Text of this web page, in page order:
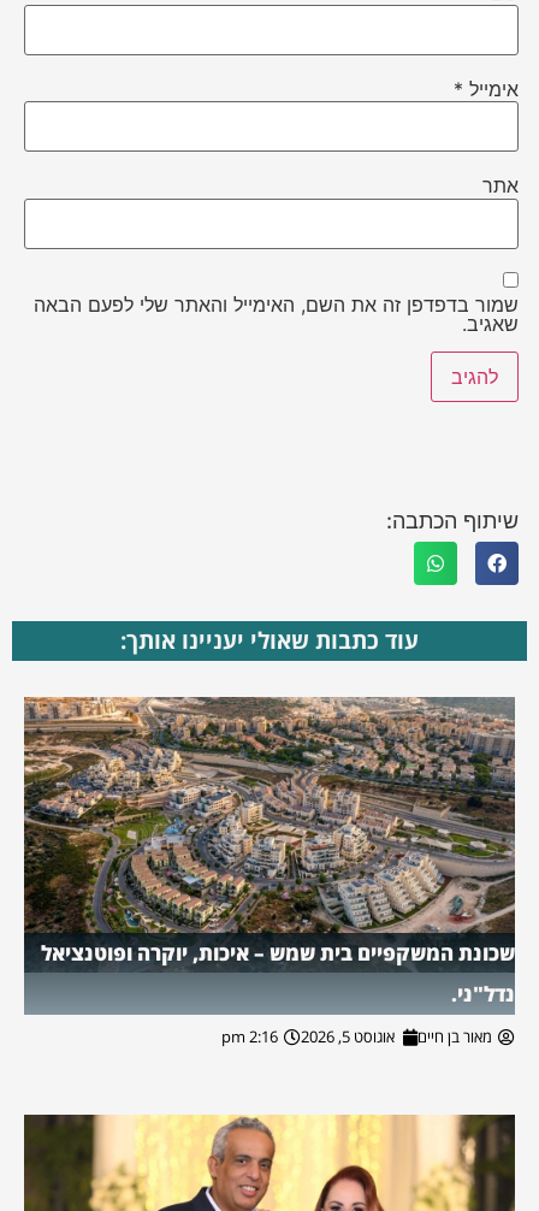
אימייל *
אתר
שמור בדפדפן זה את השם, האימייל והאתר שלי לפעם הבאה
שאגיב.
שיתוף הכתבה:
עוד כתבות שאולי יעניינו אותך:
שכונת המשקפיים בית שמש – איכות, יוקרה ופוטנציאל
נדל"ני.
מאור בן חיים אוגוסט 5, 2026 2:16 pm